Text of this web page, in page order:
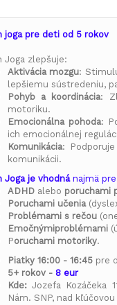
joga pre deti od 5 rokov
Joga zlepšuje:
Aktivácia mozgu:
lepšiemu sústredeniu,
Pohyb a koordinácia:
motoriku.
Emocionálna pohod a:
ich emocionálnej
Komunikácia: Podporuje
komunikácii.
Joga je vhodnánajmä
ADHD alebo poruchami
Poruchami učenia
Problémami s rečou
Emočnýmiproblémami
Poruchami motoriky.
Piatky 16:00 - 16:45 pre
5+ rokov - 8 eur
Kde: Jozefa Kozáčeka
Nám. SNP, nad